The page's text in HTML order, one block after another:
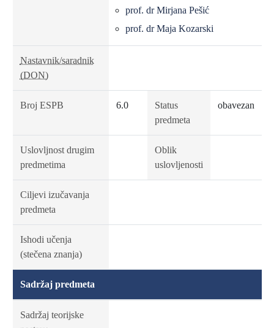
prof. dr Mirjana Pešić
prof. dr Maja Kozarski
Nastavnik/saradnik
(DON)
Broj ESPB 6.0
Status
predmeta
obavezan
Uslovljnost drugim
predmetima
Oblik
uslovljenosti
Ciljevi izučavanja
predmeta
Ishodi učenja
(stečena znanja)
Sadržaj predmeta
Sadržaj teorijske